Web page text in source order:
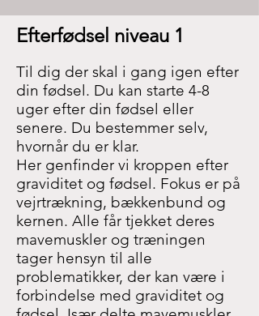
Efterfødsel niveau 1
Til dig der skal i gang igen efter
din fødsel. Du kan starte 4-8
uger efter din fødsel eller
senere. Du bestemmer selv,
hvornår du er klar.
Her genfinder vi kroppen efter
graviditet og fødsel. Fokus er på
vejrtrækning, bækkenbund og
kernen. Alle får tjekket deres
mavemuskler og træningen
tager hensyn til alle
problematikker, der kan være i
forbindelse med graviditet og